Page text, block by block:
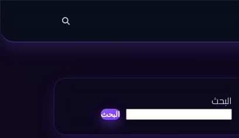
البحث
البحث